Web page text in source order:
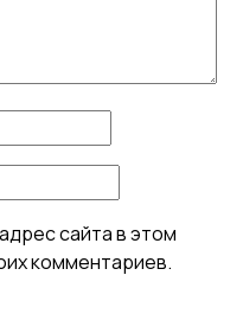
сайта в этом
комментариев.